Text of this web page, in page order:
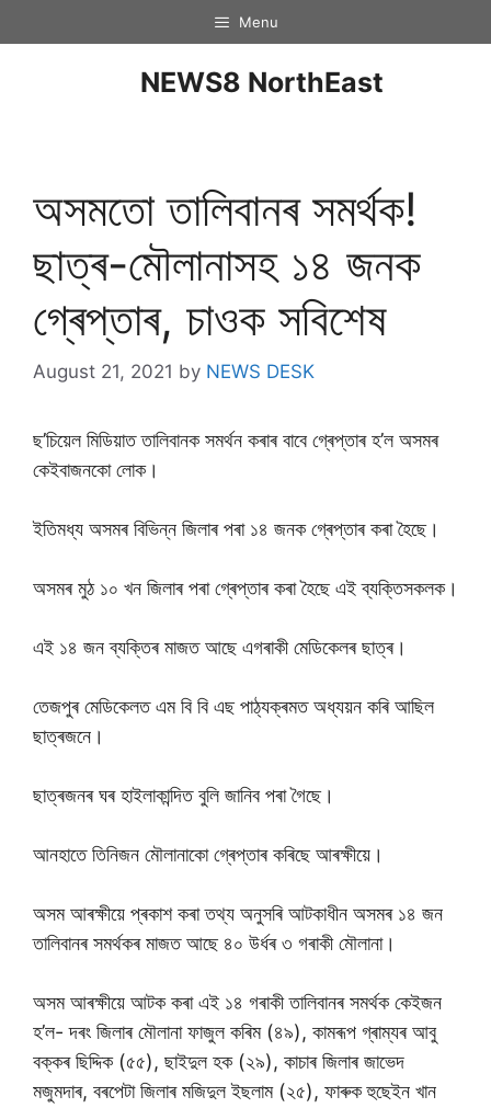
Menu
NEWS8 NorthEast
অসমতাে তালিবানৰ সমৰ্থক!
ছাত্ৰ-মৌলানাসহ ১৪ জনক
গ্ৰেপ্তাৰ, চাওক সবিশেষ
August 21, 2021 by NEWS DESK
ছ’চিয়েল মিডিয়াত তালিবানক সমৰ্থন কৰাৰ বাবে গ্ৰেপ্তাৰ হ’ল অসমৰ
কেইবাজনকো লোক।
ইতিমধ্য অসমৰ বিভিন্ন জিলাৰ পৰা ১৪ জনক গ্ৰেপ্তাৰ কৰা হৈছে।
অসমৰ মুঠ ১০ খন জিলাৰ পৰা গ্ৰেপ্তাৰ কৰা হৈছে এই ব্যক্তিসকলক।
এই ১৪ জন ব্যক্তিৰ মাজত আছে এগৰাকী মেডিকেলৰ ছাত্ৰ।
তেজপুৰ মেডিকেলত এম বি বি এছ পাঠ্যক্ৰমত অধ্যয়ন কৰি আছিল
ছাত্ৰজনে।
ছাত্ৰজনৰ ঘৰ হাইলাকান্দিত বুলি জানিব পৰা গৈছে।
আনহাতে তিনিজন মৌলানাকো গ্ৰেপ্তাৰ কৰিছে আৰক্ষীয়ে।
অসম আৰক্ষীয়ে প্ৰকাশ কৰা তথ্য অনুসৰি আটকাধীন অসমৰ ১৪ জন
তালিবানৰ সমৰ্থকৰ মাজত আছে ৪০ উৰ্ধৰ ৩ গৰাকী মৌলানা।
অসম আৰক্ষীয়ে আটক কৰা এই ১৪ গৰাকী তালিবানৰ সমৰ্থক কেইজন
হ’ল- দৰং জিলাৰ মৌলানা ফাজুল কৰিম (৪৯), কামৰূপ গ্ৰাম্যৰ আবু
বক্কৰ ছিদ্দিক (৫৫), ছাইদুল হক (২৯), কাচাৰ জিলাৰ জাভেদ
মজুমদাৰ, বৰপেটা জিলাৰ মজিদুল ইছলাম (২৫), ফাৰুক হুছেইন খান